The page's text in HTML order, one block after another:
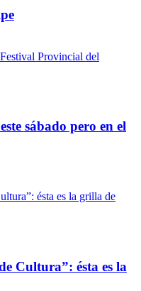
sábado pero en el
Cultura”: ésta es la